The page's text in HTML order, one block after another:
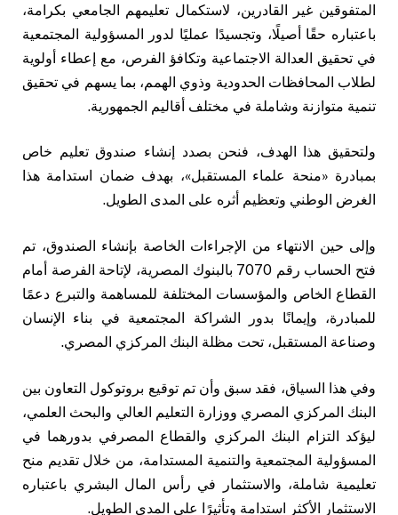
المتفوقين غير القادرين، لاستكمال تعليمهم الجامعي بكرامة،
باعتباره حقًا أصيلًا، وتجسيدًا عمليًا لدور المسؤولية المجتمعية
في تحقيق العدالة الاجتماعية وتكافؤ الفرص، مع إعطاء أولوية
لطلاب المحافظات الحدودية وذوي الهمم، بما يسهم في تحقيق
تنمية متوازنة وشاملة في مختلف أقاليم الجمهورية.
ولتحقيق هذا الهدف، فنحن بصدد إنشاء صندوق تعليم خاص
بمبادرة «منحة علماء المستقبل»، بهدف ضمان استدامة هذا
الغرض الوطني وتعظيم أثره على المدى الطويل.
وإلى حين الانتهاء من الإجراءات الخاصة بإنشاء الصندوق، تم
فتح الحساب رقم 7070 بالبنوك المصرية، لإتاحة الفرصة أمام
القطاع الخاص والمؤسسات المختلفة للمساهمة والتبرع دعمًا
للمبادرة، وإيمانًا بدور الشراكة المجتمعية في بناء الإنسان
وصناعة المستقبل، تحت مظلة البنك المركزي المصري.
وفي هذا السياق، فقد سبق وأن تم توقيع بروتوكول التعاون بين
البنك المركزي المصري ووزارة التعليم العالي والبحث العلمي،
ليؤكد التزام البنك المركزي والقطاع المصرفي بدورهما في
المسؤولية المجتمعية والتنمية المستدامة، من خلال تقديم منح
تعليمية شاملة، والاستثمار في رأس المال البشري باعتباره
الاستثمار الأكثر استدامة وتأثيرًا على المدى الطويل.